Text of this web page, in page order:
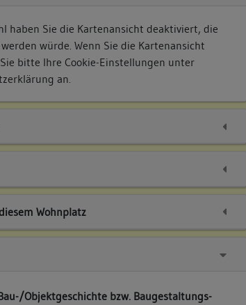
haben Sie die Kartenansicht deaktiviert, die
würde. Wenn Sie die Kartenansicht
bitte Ihre Cookie-Einstellungen unter
an.
Wohnplatz
Objektgeschichte bzw. Baugestaltungs-